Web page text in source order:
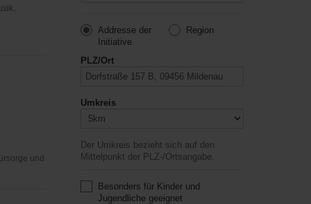
und
Addresse der
Initiative
Region
PLZ/Ort
Umkreis
Der Umkreis bezieht sich auf den
Mittelpunkt der PLZ-/Ortsangabe.
Besonders für Kinder und
Jugendliche geeignet